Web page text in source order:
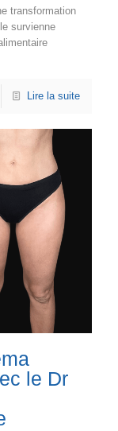
transformation
survienne
Lire la suite
le Dr